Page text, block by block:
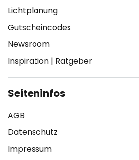
Lichtplanung
Gutscheincodes
Newsroom
Inspiration | Ratgeber
Seiteninfos
AGB
Datenschutz
Impressum